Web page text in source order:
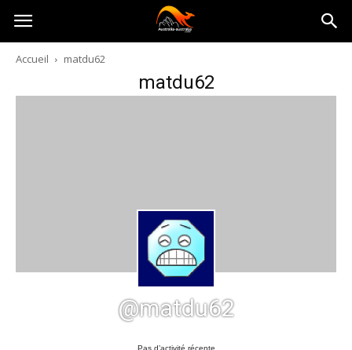
Australia-
australie.com
Accueil matdu62
matdu62
@matdu62
Pas d’activité récente